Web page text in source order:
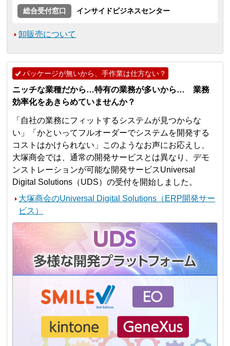
総合受付窓口
インサイドビジネスセンター
卸販売について
パッケージが無いから、手作業は仕方ない？
ニッチな業種だから…特有の業務が多いから… 業務
効率化をあきらめていませんか？
「自社の業務にフィットするシステムが見つからな
い」「かといってフルオーダーでシステムを開発する
コストはかけられない」このようなお声にお応えし、
大塚商会では、通常の開発サービスとは異なり、デモ
ンストレーションが可能な開発サービスUniversal
Digital Solutions（UDS）の受付を開始しました。
大塚商会のUniversal Digital Solutions（ERP開発サー
ビス）